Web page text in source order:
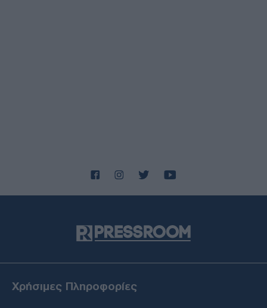
Χρήσιμες Πληροφορίες